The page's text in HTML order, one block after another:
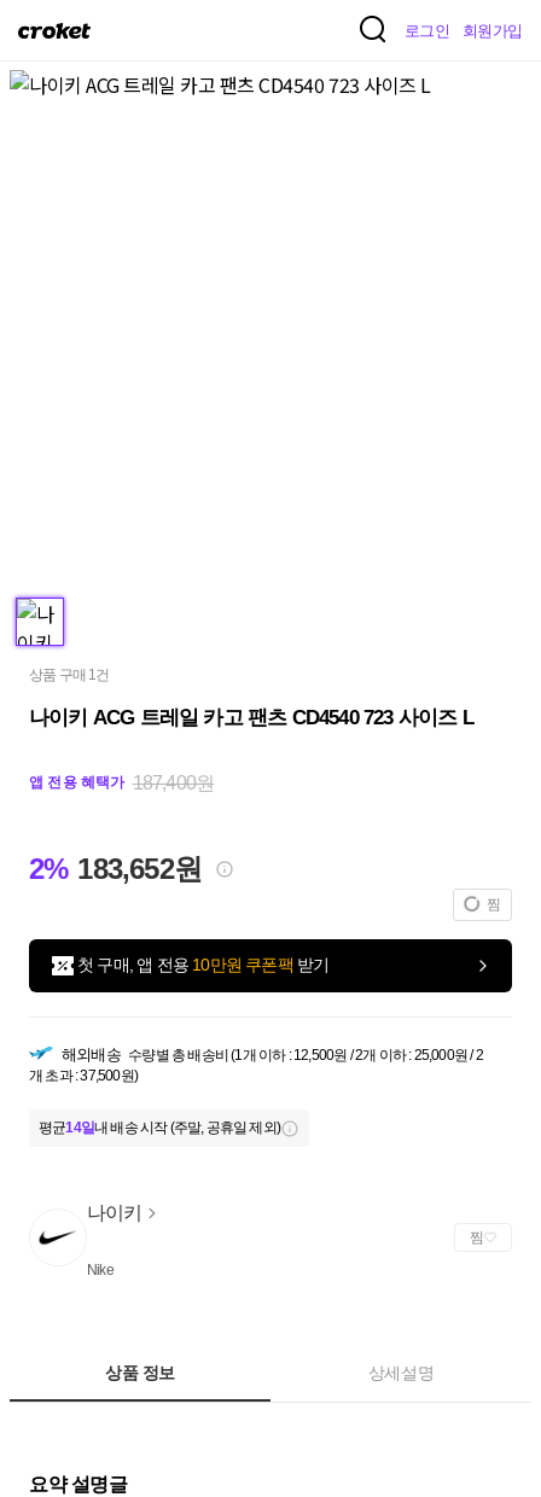
크
켓
로그인 회원가입
상품 구매 1건
나이키 ACG 트레일 카고 팬츠 CD4540 723 사이즈 L
앱 전용 혜택가 187,400원
2% 183,652원
찜
첫 구매, 앱 전용 10만원 쿠폰팩 받기
해외배송 수량별 총 배송비 (1개 이하 : 12,500원 / 2개 이하 : 25,000원 / 2
개 초과 : 37,500원)
평균14일내 배송 시작 (주말, 공휴일 제외)
나이키
Nike
찜
상품 정보 상세설명
요약 설명글